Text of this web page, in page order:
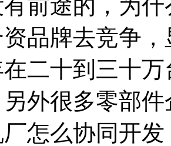
前途的，为
品牌去竞争
二十到三十
外很多零部
怎么协同开